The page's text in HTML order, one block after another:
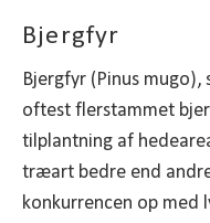
Bjergfyr
Bjergfyr (Pinus
oftest flerstammet
tilplantning af
træart bedre end
konkurrencen op med